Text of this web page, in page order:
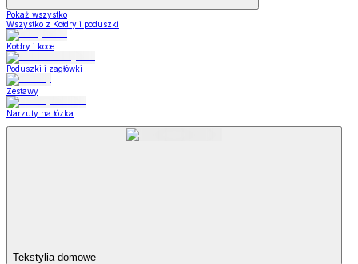
Pokaż wszystko
Wszystko z Kołdry i poduszki
Kołdry i koce
Poduszki i zagłówki
Zestawy
Narzuty na łózka
Tekstylia domowe